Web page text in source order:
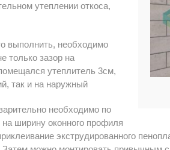
утеплении откоса,
выполнить, необходимо
только зазор на
утеплитель 3см,
так и на наружный
необходимо по
на ширину оконного профиля
экструдированного